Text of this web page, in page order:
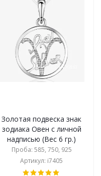
Золотая подвеска знак
зодиака Овен с личной
надписью (Вес 6 гр.)
Проба: 585, 750, 925
Артикул: i7405